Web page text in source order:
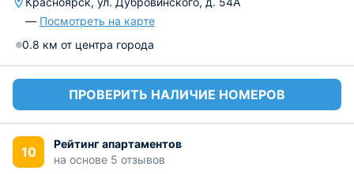
— Посмотреть на карте
0.8 км от центра города
ПРОВЕРИТЬ НАЛИЧИЕ НОМЕРОВ
10
Рейтинг апартаментов
на основе 5 отзывов